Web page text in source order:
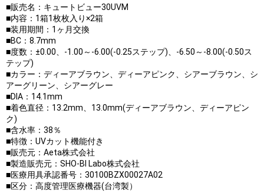
■販売名：キュートビュー30UVM
■内容：1箱1枚枚入り×2箱
■装用期間：1ヶ月交換
■BC：8.7mm
■度数：±0.00、-1.00～-6.00(-0.25ステップ)、-6.50～-8.00(-0.50ス
テップ)
■カラー：ディーアブラウン、ディーアピンク、シアーブラウン、シ
アーグリーン、シアーグレー
■DIA：14.1mm
■着色直径：13.2mm、13.0mm(ディーアブラウン、ディーアピン
ク)
■含水率：38％
■特徴：UVカット機能付き
■販売元：Aeta株式会社
■製造販売元：SHO-BI Labo株式会社
■医療用具承認番号：30100BZX00027A02
■区分：高度管理医療機器(台湾製）